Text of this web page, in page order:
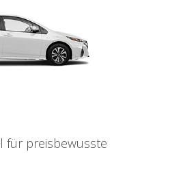
für preisbewusste